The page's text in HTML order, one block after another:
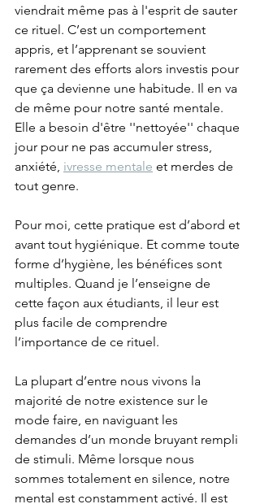
viendrait même pas à l'esprit de sauter
ce rituel. C’est un comportement
appris, et l’apprenant se souvient
rarement des efforts alors investis pour
que ça devienne une habitude. Il en va
de même pour notre santé mentale.
Elle a besoin d'être ''nettoyée'' chaque
jour pour ne pas accumuler stress,
anxiété, ivresse mentale et merdes de
tout genre.
Pour moi, cette pratique est d’abord et
avant tout hygiénique. Et comme toute
forme d’hygiène, les bénéfices sont
multiples. Quand je l’enseigne de
cette façon aux étudiants, il leur est
plus facile de comprendre
l’importance de ce rituel.
La plupart d’entre nous vivons la
majorité de notre existence sur le
mode faire, en naviguant les
demandes d’un monde bruyant rempli
de stimuli. Même lorsque nous
sommes totalement en silence, notre
mental est constamment activé. Il est